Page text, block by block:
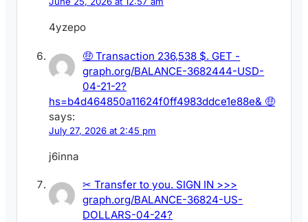
4yzepo
🤑 Transaction 236,538 $. GET -
graph.org/BALANCE-3682444-USD-
04-21-2?
hs=b4d464850a11624f0ff4983ddce1e88e& 🤑
says:
July 27, 2026 at 2:45 pm
j6inna
✂ Transfer to you. SIGN IN >>>
graph.org/BALANCE-36824-US-
DOLLARS-04-24?